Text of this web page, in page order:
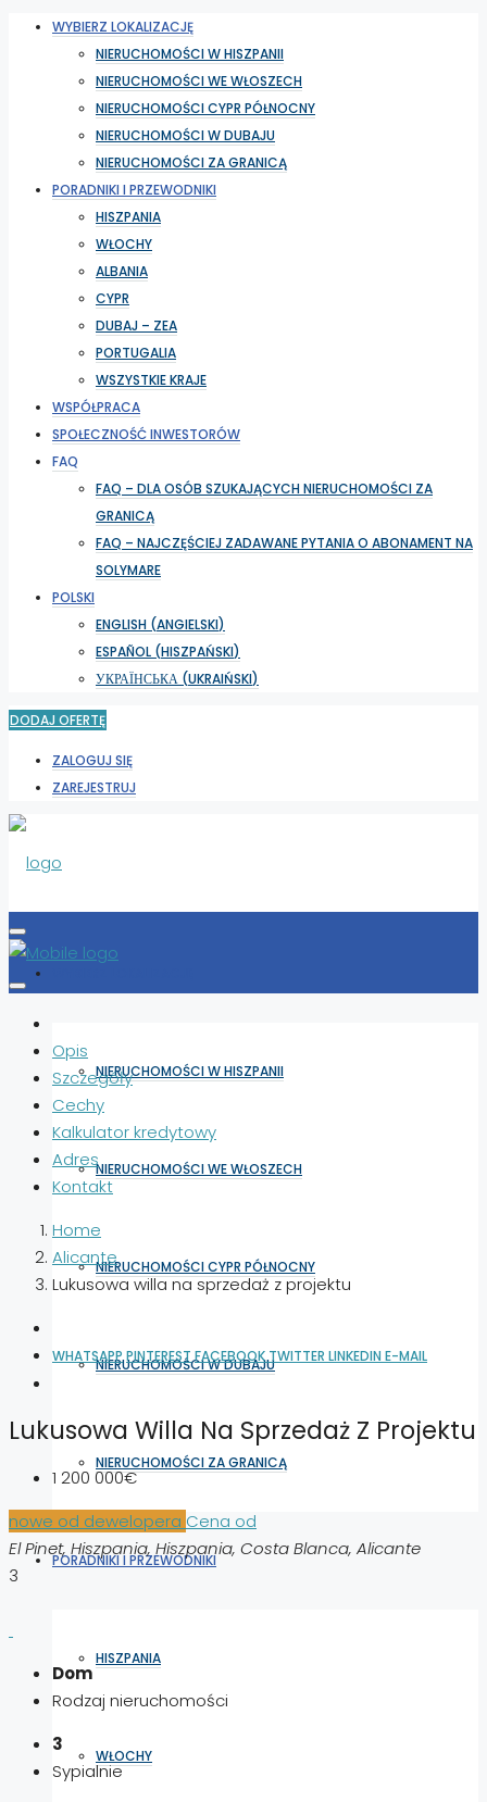
WYBIERZ LOKALIZACJĘ
NIERUCHOMOŚCI W HISZPANII
NIERUCHOMOŚCI WE WŁOSZECH
NIERUCHOMOŚCI CYPR PÓŁNOCNY
NIERUCHOMOŚCI W DUBAJU
NIERUCHOMOŚCI ZA GRANICĄ
PORADNIKI I PRZEWODNIKI
HISZPANIA
WŁOCHY
ALBANIA
CYPR
DUBAJ – ZEA
PORTUGALIA
WSZYSTKIE KRAJE
WSPÓŁPRACA
SPOŁECZNOŚĆ INWESTORÓW
FAQ
FAQ – DLA OSÓB SZUKAJĄCYCH NIERUCHOMOŚCI ZA
GRANICĄ
FAQ – NAJCZĘŚCIEJ ZADAWANE PYTANIA O ABONAMENT NA
SOLYMARE
POLSKI
ENGLISH (ANGIELSKI)
ESPAÑOL (HISZPAŃSKI)
УКРАЇНСЬКА (UKRAIŃSKI)
DODAJ OFERTĘ
ZALOGUJ SIĘ
ZAREJESTRUJ
NIERUCHOMOŚCI W HISZPANII
NIERUCHOMOŚCI WE WŁOSZECH
NIERUCHOMOŚCI CYPR PÓŁNOCNY
NIERUCHOMOŚCI W DUBAJU
NIERUCHOMOŚCI ZA GRANICĄ
PORADNIKI I PRZEWODNIKI
HISZPANIA
WŁOCHY
Opis
Szczegóły
Cechy
Kalkulator kredytowy
Adres
Kontakt
Home
Alicante
Lukusowa willa na sprzedaż z projektu
WHATSAPPPINTEREST FACEBOOKTWITTER LINKEDIN E-MAIL
Lukusowa Willa Na Sprzedaż Z Projektu
1 200 000€
nowe od dewelopera Cena od
El Pinet, Hiszpania, Hiszpania, Costa Blanca, Alicante
3
Dom
Rodzaj nieruchomości
3
Sypialnie